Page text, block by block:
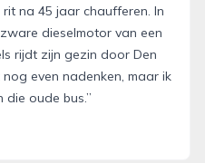
na 45 jaar chaufferen. In
dieselmotor van een
rijdt zijn gezin door Den
even nadenken, maar ik
oude bus.”